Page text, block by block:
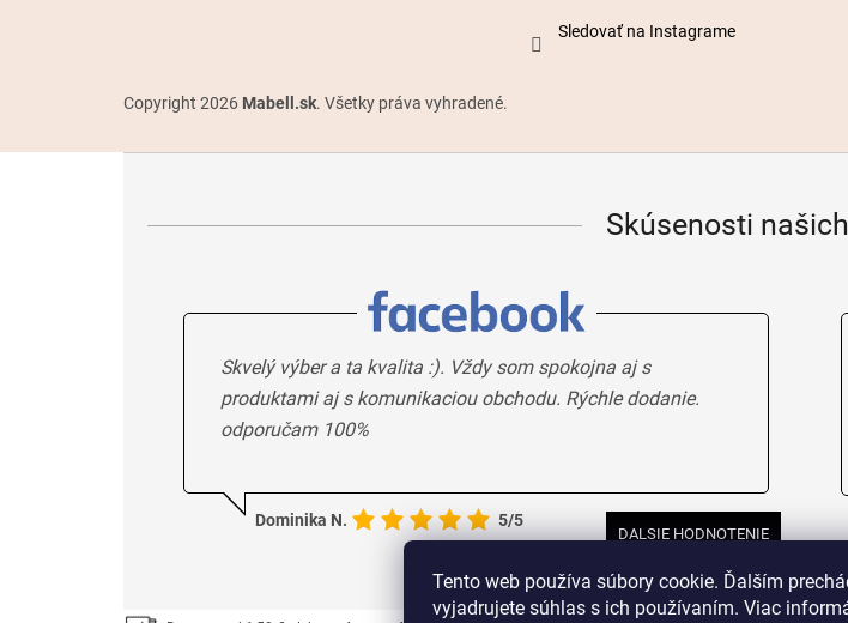
Tento web používa súbory cookie. Ďalším
vyjadrujete súhlas s ich používaním. Viac
Sledovať na Instagrame
Copyright 2026 Mabell.sk. Všetky práva vyhradené.
Skúsenosti
Skvelý výber a ta kvalita :). Vždy som spokojna aj s
produktami aj s komunikaciou obchodu. Rýchle dodanie.
odporučam 100%
Dominika N. 5/5
DALSIE HODNOTENIE